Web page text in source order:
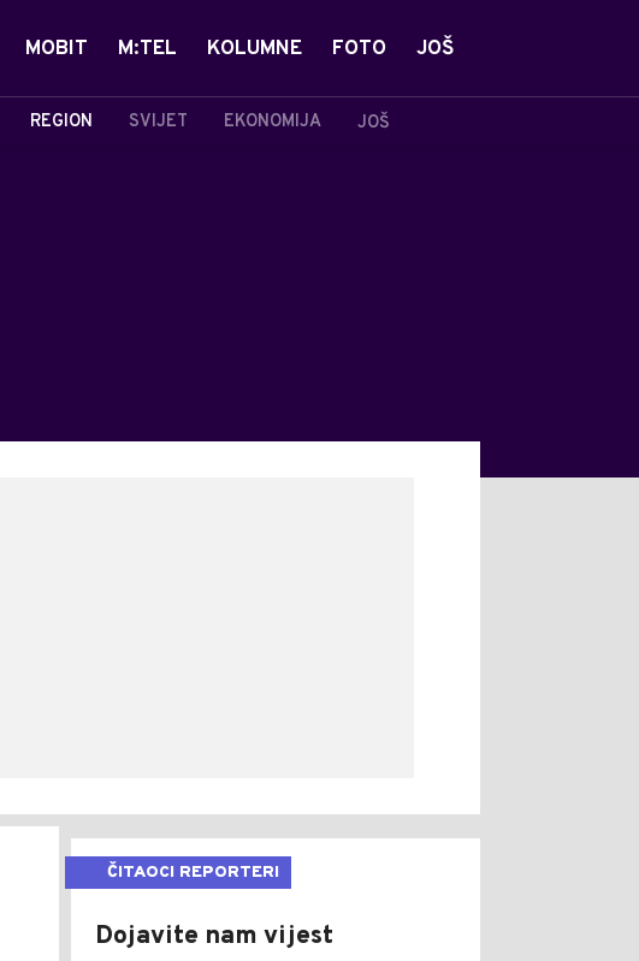
REGION SVIJET EKONOMIJA JOŠ
MOBIT M:TEL KOLUMNE FOTO JOŠ
ČITAOCI REPORTERI
Dojavite nam vijest